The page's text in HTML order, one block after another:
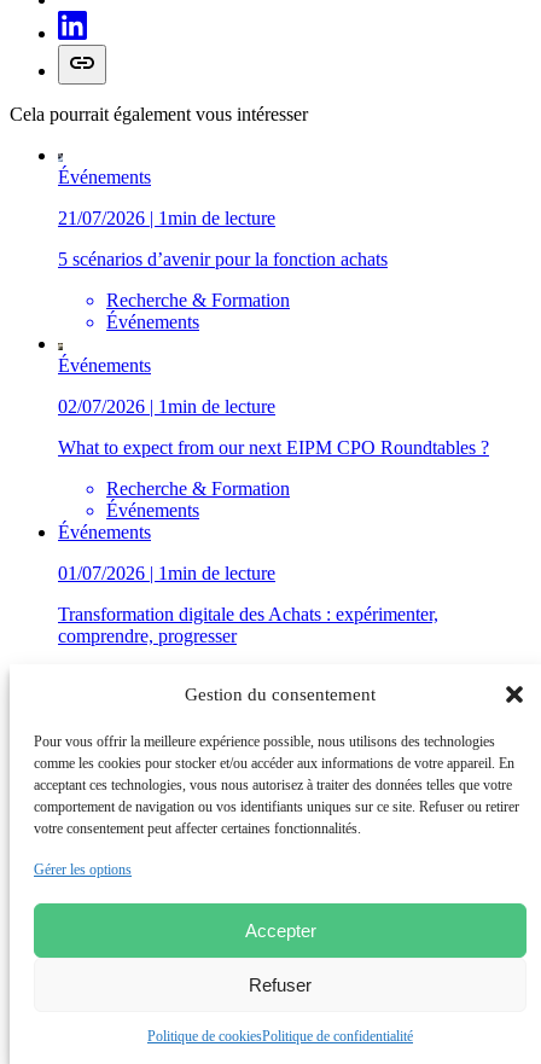
Gestion du consentement
Pour vous offrir la meilleure expérience possible, nous utilisons des technologies
comme les cookies pour stocker et/ou accéder aux informations de votre appareil. En
acceptant ces technologies, vous nous autorisez à traiter des données telles que votre
comportement de navigation ou vos identifiants uniques sur ce site. Refuser ou retirer
votre consentement peut affecter certaines fonctionnalités.
Gérer les options
Accepter
Refuser
Politique de cookiesPolitique de confidentialité
Cela pourrait également vous intéresser
Événements
21/07/2026 | 1min de lecture
5 scénarios d’avenir pour la fonction achats
Recherche & Formation
Événements
Événements
02/07/2026 | 1min de lecture
What to expect from our next EIPM CPO Roundtables ?
Recherche & Formation
Événements
Événements
01/07/2026 | 1min de lecture
Transformation digitale des Achats : expérimenter,
comprendre, progresser
Événements
Découvrez nos insights
Conseil en Transformation
et PerformanceConseil Opérationnel
et Renfort des équipesInstitut de Recherche
et Formations AchatsAgence d’Architecture
Groupe de conseil international accompagnant les directions
générales et opérationnelles dans leurs enjeux de compétitivité,